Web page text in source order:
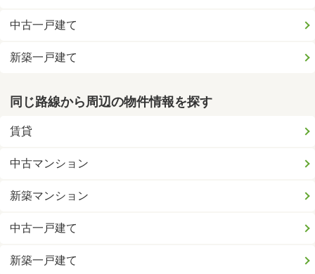
中古一戸建て
新築一戸建て
同じ路線から周辺の物件情報を探す
賃貸
中古マンション
新築マンション
中古一戸建て
新築一戸建て